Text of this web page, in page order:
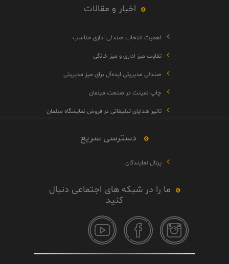
اخبار و مقالات
اهمیت انتخاب صندلی اداری مناسب
تفاوت میز اداری و میز خانگی
صندلی مدیریتی ایده‌آل برای میز مدیریتی
چاپ لمینت در صنعت مبلمان
تاثیر هدایای تبلیغاتی در فروش نمایشگاه مبلمان
دسترسی سریع
پرتال نمایندگان
ما را در شبکه های اجتماعی دنبال
کنید